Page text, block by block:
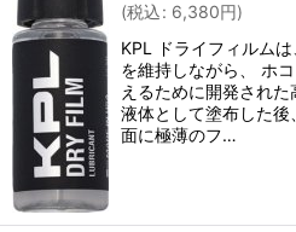
(税込: 6,380円)
KPL ドライフィルム
を維持しながら、 ホ
えるために開発された
液体として塗布した
面に極薄のフ…